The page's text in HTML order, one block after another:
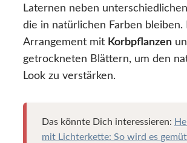
Laternen neben
die in natürlichen Farben bleiben.
Arrangement mit Korbpflanzen
getrockneten Blättern, um den
Look zu verstärken.
Das könnte Dich interessieren:
mit Lichterkette: So wird es